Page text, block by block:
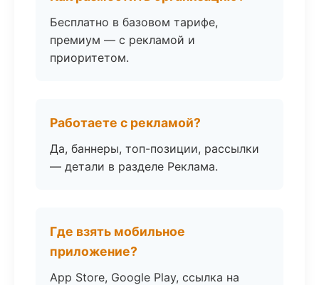
Бесплатно в базовом тарифе,
премиум — с рекламой и
приоритетом.
Работаете с рекламой?
Да, баннеры, топ-позиции, рассылки
— детали в разделе Реклама.
Где взять мобильное
приложение?
App Store, Google Play, ссылка на